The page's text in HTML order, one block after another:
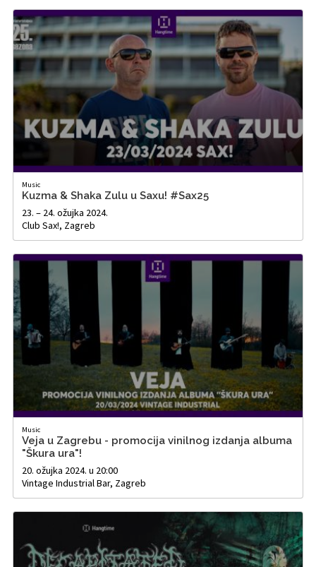
Music
Kuzma & Shaka Zulu u Saxu! #Sax25
23. – 24. ožujka 2024.
Club Sax!, Zagreb
Music
Veja u Zagrebu - promocija vinilnog izdanja albuma
"Škura ura"!
20. ožujka 2024. u 20:00
Vintage Industrial Bar, Zagreb